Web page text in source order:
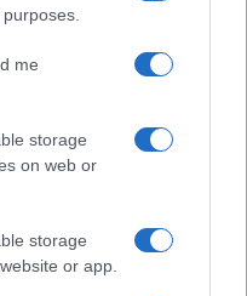
me
storage
on web or
storage
or app.